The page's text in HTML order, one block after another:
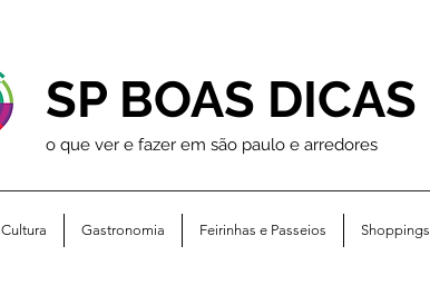
SP BOAS DICAS
o que ver e fazer em são paulo e arredores
Cultura Gastronomia Feirinhas e Passeios Shoppings